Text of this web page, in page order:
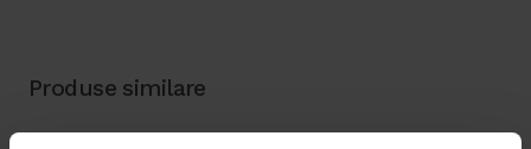
Produse similare